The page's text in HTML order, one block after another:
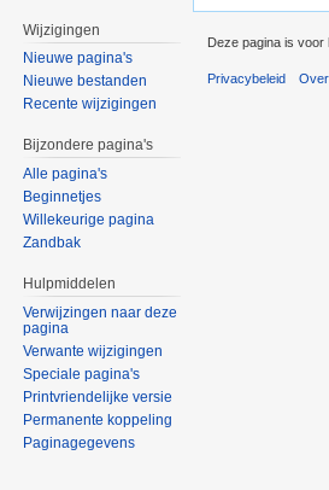
Wijzigingen
Nieuwe pagina's
Nieuwe bestanden
Recente wijzigingen
Bijzondere pagina's
Alle pagina's
Beginnetjes
Willekeurige pagina
Zandbak
Hulpmiddelen
Verwijzingen naar deze
pagina
Verwante wijzigingen
Speciale pagina's
Printvriendelijke versie
Permanente koppeling
Paginagegevens
Deze pagina is voor
Privacybeleid